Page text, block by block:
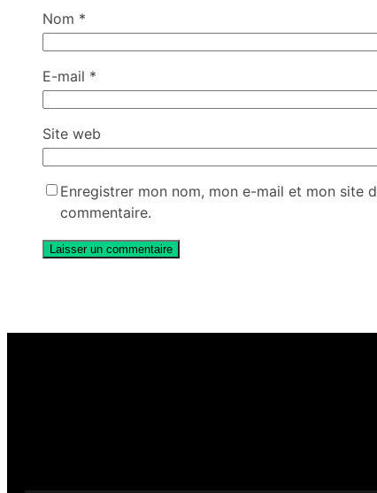
Nom *
E-mail *
Site web
Enregistrer mon nom, mon e-mail et mon site
commentaire.